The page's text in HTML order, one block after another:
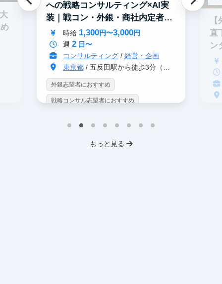
への戦略コンサルティング×AI実
装｜戦コン・外銀・商社内定者多
数
時給 1,300円〜3,000円
週 2日〜
コンサルティング/ 経営・企画
東京都/ 五反田駅から徒歩3分（大崎駅から徒歩8分）
外銀志望者におすすめ
戦略コンサル志望者におすすめ
データサイエンス
直
ン
もっと見る